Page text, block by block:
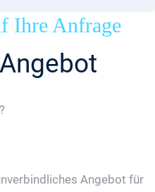
Ihre Anfrage
Angebot für